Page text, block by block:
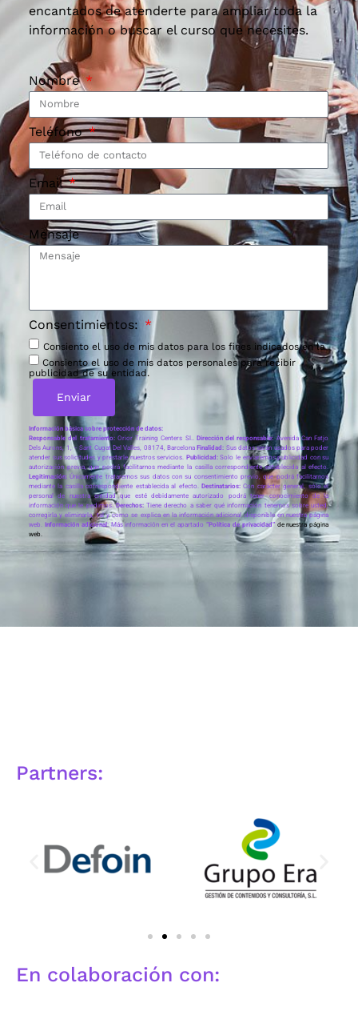
encantados de atenderte para ampliar toda la
información o buscar el curso que necesites.
Nombre
Teléfono
Email
Mensaje
Consentimientos:
Consiento el uso de mis datos para los fines indicados en la
Consiento el uso de mis datos personales para recibir
publicidad de su entidad.
Enviar
Información básica sobre protección de datos:
Responsable del tratamiento:Orior Training Centers Sl.. Dirección del responsable: Avenida Can Fatjo
Dels Aurons, 1, – Sant Cugat Del Valles, 08174, BarcelonaFinalidad: Sus datos serán usados para poder
atender sus solicitudes y prestarle nuestros servicios. Publicidad:Solo le enviaremos publicidad con su
autorización previa, que podrá facilitarnos mediante la casilla correspondiente establecida al efecto.
Legitimación: Únicamente trataremos sus datos con su consentimiento previo, que podrá facilitarnos
mediante la casilla correspondiente establecida al efecto.
Destinatarios: Con carácter general, sólo el
personal de nuestra entidad que esté debidamente autorizado podrá tener conocimiento de la
información que le pedimos.Derechos: Tiene derecho a saber qué información tenemos sobre usted,
corregirla y eliminarla, tal y como se explica en la información adicional disponible en nuestra página
web.
Información adicional:Más información en el apartado “Política de privacidad” de nuestra página
web.
Partners:
En colaboración con: